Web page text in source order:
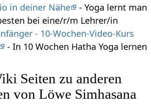
in deiner Nähe
- Yoga lernt man
bei eine/r/m Lehrer/in
- 10-Wochen-Video-Kurs
- In 10 Wochen Hatha Yoga lernen
Seiten zu anderen
von Löwe Simhasana